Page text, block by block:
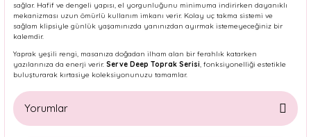
sağlar. Hafif ve dengeli yapısı, el yorgunluğunu minimuma indirirken dayanıklı
mekanizması uzun ömürlü kullanım imkanı verir. Kolay uç takma sistemi ve
sağlam klipsiyle günlük yaşamınızda yanınızdan ayırmak istemeyeceğiniz bir
kalemdir.
Yaprak yeşili rengi, masanıza doğadan ilham alan bir ferahlık katarken
yazılarınıza da enerji verir. Serve Deep Toprak Serisi, fonksiyonelliği estetikle
buluşturarak kırtasiye koleksiyonunuzu tamamlar.
Yorumlar